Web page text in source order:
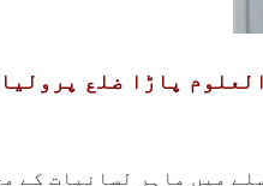
پاڑا ضلع
میں ماہر لسانیات کے